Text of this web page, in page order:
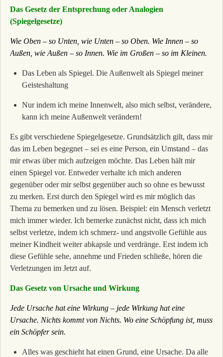
Das Gesetz der Entsprechung oder Analogien
(Spiegelgesetze)
Wie Oben – so Unten, wie Unten – so Oben. Wie Innen – so
Außen, wie Außen – so Innen. Wie im Großen – so im Kleinen.
Das Leben als Spiegel. Die Außenwelt als Spiegel meiner
Geisteshaltung
Nur indem ich meine Innenwelt, also mich selbst, verändere,
kann ich meine Außenwelt verändern!
Es gibt verschiedene Spiegelgesetze. Grundsätzlich gilt, dass mir
das im Leben begegnet – sei es eine Person, ein Umstand – das
mir etwas über mich aufzeigen möchte. Das Leben hält mir
einen Spiegel vor. Entweder verhalte ich mich anderen
gegenüber oder mir selbst gegenüber auch so ohne es bewusst
zu merken. Erst durch den Spiegel wird es mir möglich das
Thema zu bemerken und zu lösen. Beispiel: ein Mensch verletzt
mich immer wieder. Ich bemerke zunächst nicht, dass ich mich
selbst verletze, indem ich schmerz- und angstvolle Gefühle aus
meiner Kindheit weiter abkapsle und verdränge. Erst indem ich
diese Gefühle sehe, annehme und Frieden schließe, hören die
Verletzungen im Jetzt auf.
Das Gesetz von Ursache und Wirkung
Jede Ursache hat eine Wirkung – jede Wirkung hat eine
Ursache. Nichts kommt von Nichts. Wo eine Schöpfung ist, muss
ein Schöpfer sein.
Alles was geschieht hat einen Grund, eine Ursache. Da alle